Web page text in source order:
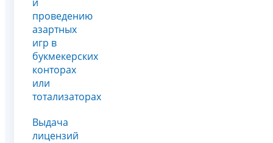
проведению
азартных
игр в
букмекерских
конторах
или
тотализаторах
Выдача
лицензий